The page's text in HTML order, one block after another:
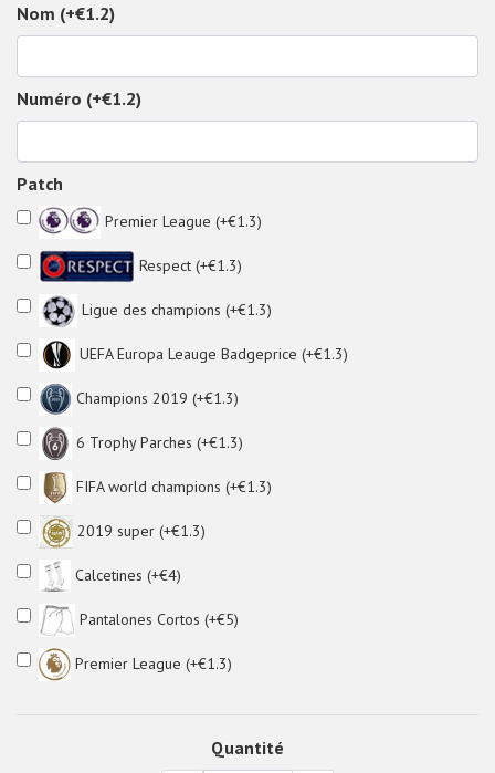
Nom (+€1.2)
Numéro (+€1.2)
Patch
Premier League (+€1.3)
Respect (+€1.3)
Ligue des champions (+€1.3)
UEFA Europa Leauge Badgeprice (+€1.3)
Champions 2019 (+€1.3)
6 Trophy Parches (+€1.3)
FIFA world champions (+€1.3)
2019 super (+€1.3)
Calcetines (+€4)
Pantalones Cortos (+€5)
Premier League (+€1.3)
Quantité